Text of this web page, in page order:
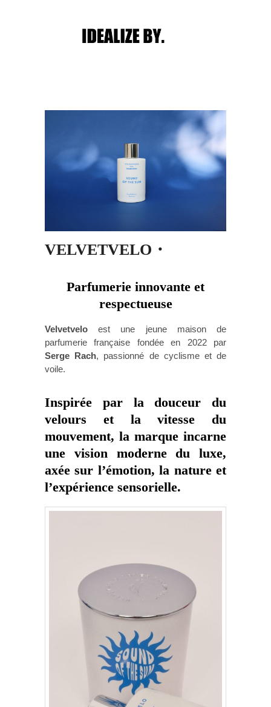
VELVETVELO・
Parfumerie innovante et
respectueuse
Velvetvelo est une jeune maison de
parfumerie française fondée en 2022 par
Serge Rach, passionné de cyclisme et de
voile.
Inspirée par la douceur du
velours et la vitesse du
mouvement, la marque incarne
une vision moderne du luxe,
axée sur l’émotion, la nature et
l’expérience sensorielle.